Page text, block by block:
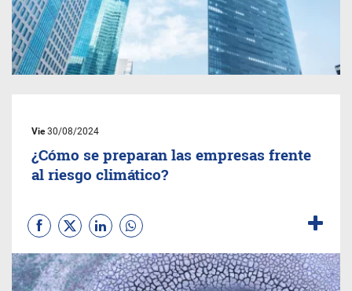
Vie30/08/2024
¿Cómo se preparan las empresas frente
al riesgo climático?